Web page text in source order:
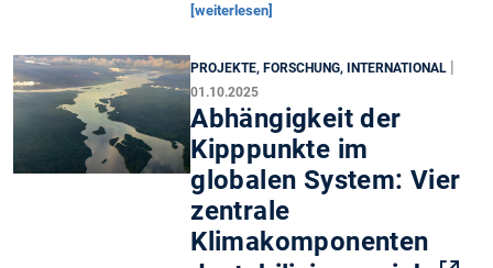
[weiterlesen]
PROJEKTE, FORSCHUNG, INTERNATIONAL |
01.10.2025
Abhängigkeit der
Kipppunkte im
globalen System: Vier
zentrale
Klimakomponenten